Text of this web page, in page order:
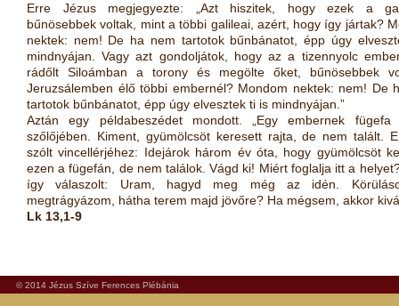
Erre Jézus megjegyezte: „Azt hiszitek, hogy ezek a
bűnösebbek voltak, mint a többi galileai, azért, hogy így jártak?
nektek: nem! De ha nem tartotok bűnbánatot, épp úgy
mindnyájan. Vagy azt gondoljátok, hogy az a tizennyolc
rádőlt Siloámban a torony és megölte őket, bűnösebbek
Jeruzsálemben élő többi embernél? Mondom nektek: nem! De
tartotok bűnbánatot, épp úgy elvesztek ti is mindnyájan.”
Aztán egy példabeszédet mondott. „Egy embernek
szőlőjében. Kiment, gyümölcsöt keresett rajta, de nem talált.
szólt vincellérjéhez: Idejárok három év óta, hogy gyümölcsöt
ezen a fügefán, de nem találok. Vágd ki! Miért foglalja itt a
így válaszolt: Uram, hagyd meg még az idén.
megtrágyázom, hátha terem majd jövőre? Ha mégsem, akkor
Lk 13,1-9
© 2014 Jézus Szíve Ferences Plébánia